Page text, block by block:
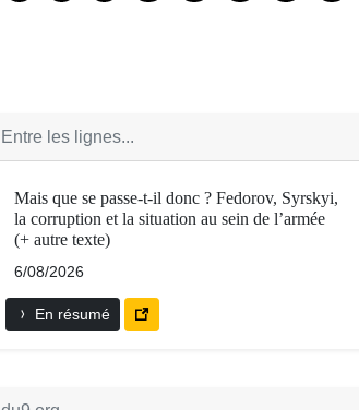
Entre les lignes...
Mais que se passe-t-il donc ? Fedorov, Syrskyi,
la corruption et la situation au sein de l’armée
(+ autre texte)
6/08/2026
En résumé